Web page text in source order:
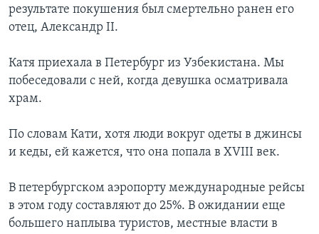
результате покушения был смертельно ранен его
отец, Александр II.
Катя приехала в Петербург из Узбекистана. Мы
побеседовали с ней, когда девушка осматривала
храм.
По словам Кати, хотя люди вокруг одеты в джинсы
и кеды, ей кажется, что она попала в XVIII век.
В петербургском аэропорту международные рейсы
в этом году составляют до 25%. В ожидании еще
большего наплыва туристов, местные власти в